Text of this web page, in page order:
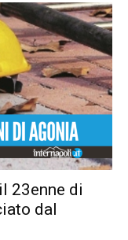
23enne di
dal